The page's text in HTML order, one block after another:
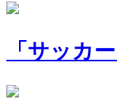
「サッカ